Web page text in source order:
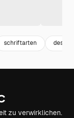
schriftarten design
zu verwirklichen.